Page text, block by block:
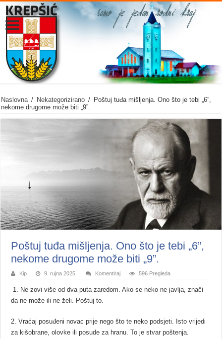
Naslovna / Nekategorizirano / Poštuj tuđa mišljenja. Ono što je tebi „6”,
nekome drugome može biti „9”.
Poštuj tuđa mišljenja. Ono što je tebi „6”,
nekome drugome može biti „9”.
Kip 9. rujna 2025. Komentiraj 596 Pregleda
1. Ne zovi više od dva puta zaredom. Ako se neko ne javlja, znači
da ne može ili ne želi. Poštuj to.
2. Vraćaj posuđeni novac prije nego što te neko podsjeti. Isto vrijedi
za kišobrane, olovke ili posude za hranu. To je stvar poštenja.